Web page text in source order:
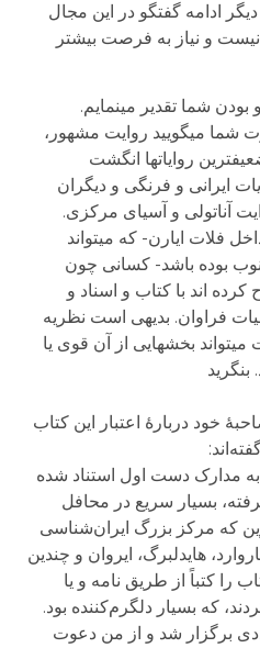
ادامه گفتگو در این مجال
و نیاز به فرصت بیشتر
شما تقدیر مینمایم.
شما میگویید روایت مشهور،
روایاتها انگشت
ایرانی و فرنگی و دیگران
آناتولی و آسیای مرکزی.
فلات ایارن- که میتواند
بوده باشد- کسانی چون
اند با کتاب و اسناد و
فراوان. بدیهی است نظریه
بخشهایی از آن قوی یا
خود دربارهٔ اعتبار این کتاب
به مدارک دست اول استناد شده
بسیار سریع در محافل
وین که مرکز بزرگ ایران‌شناسی
هایدلبرگ، ایروان و چندین
کتباً از طریق نامه و یا
که بسیار دلگرم‌کننده بود.
برگزار شد و از من دعوت